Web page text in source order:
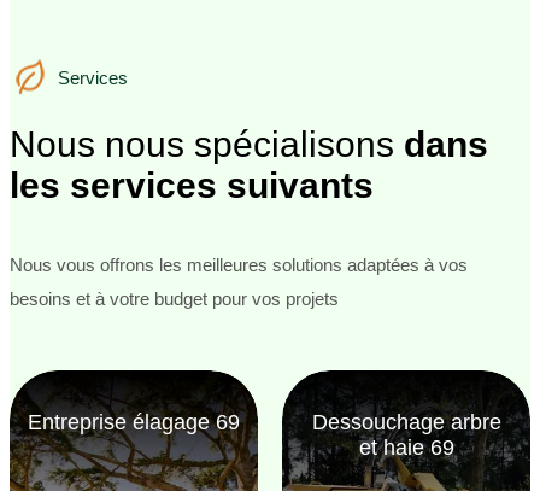
Services
Services
Nous nous spécialisons dans
les services suivants
Nous vous offrons les meilleures solutions adaptées à vos
besoins et à votre budget pour vos projets
Entreprise élagage 69
Dessouchage arbre
et haie 69